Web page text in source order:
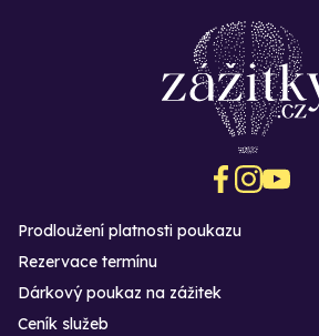
Prodloužení platnosti poukazu
Rezervace termínu
Dárkový poukaz na zážitek
Ceník služeb